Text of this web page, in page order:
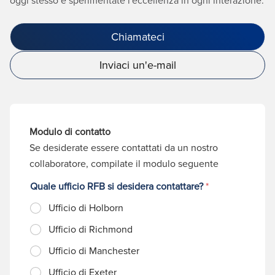
Chiamateci
Inviaci un'e-mail
Modulo di contatto
Se desiderate essere contattati da un nostro
collaboratore, compilate il modulo seguente
Quale ufficio RFB si desidera contattare?*
Ufficio di Holborn
Ufficio di Richmond
Ufficio di Manchester
Ufficio di Exeter